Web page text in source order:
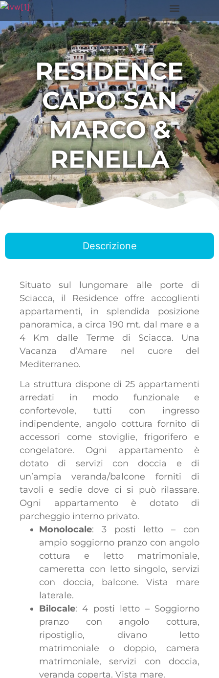
RESIDENCE
CAPO SAN
MARCO &
RENELLA
Descrizione
Situato sul lungomare alle porte di
Sciacca, il Residence offre accoglienti
appartamenti, in splendida posizione
panoramica, a circa 190 mt. dal mare e a
4 Km dalle Terme di Sciacca. Una
Vacanza d’Amare nel cuore del
Mediterraneo.
La struttura dispone di 25 appartamenti
arredati in modo funzionale e
confortevole, tutti con ingresso
indipendente, angolo cottura fornito di
accessori come stoviglie, frigorifero e
congelatore. Ogni appartamento è
dotato di servizi con doccia e di
un’ampia veranda/balcone forniti di
tavoli e sedie dove ci si può rilassare.
Ogni appartamento è dotato di
parcheggio interno privato.
Monolocale: 3 posti letto – con
ampio soggiorno pranzo con angolo
cottura e letto matrimoniale,
cameretta con letto singolo, servizi
con doccia, balcone. Vista mare
laterale.
Bilocale: 4 posti letto – Soggiorno
pranzo con angolo cottura,
ripostiglio, divano letto
matrimoniale o doppio, camera
matrimoniale, servizi con doccia,
veranda coperta. Vista mare.